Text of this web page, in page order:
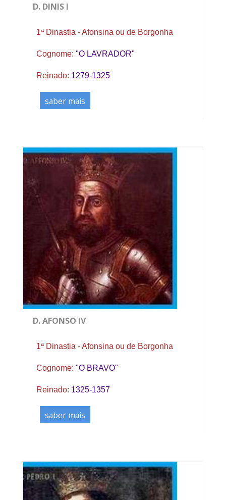
D. DINIS I
1ª Dinastia - Afonsina ou de Borgonha
Cognome: "O LAVRADOR"
Reinado: 1279-1325
saber mais
D. AFONSO IV
1ª Dinastia - Afonsina ou de Borgonha
Cognome: "O BRAVO"
Reinado: 1325-1357
saber mais